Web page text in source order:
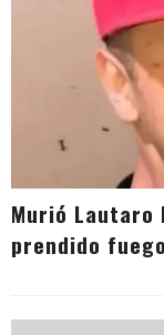
Murió Lautaro
prendido